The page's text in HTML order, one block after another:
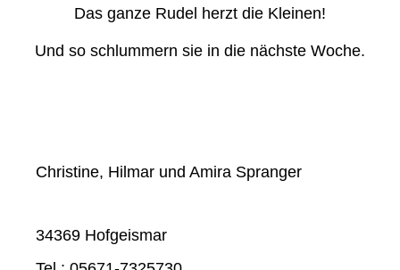
Das ganze Rudel herzt die Kleinen!
Und so schlummern sie in die nächste Woche.
Christine, Hilmar und Amira Spranger
34369 Hofgeismar